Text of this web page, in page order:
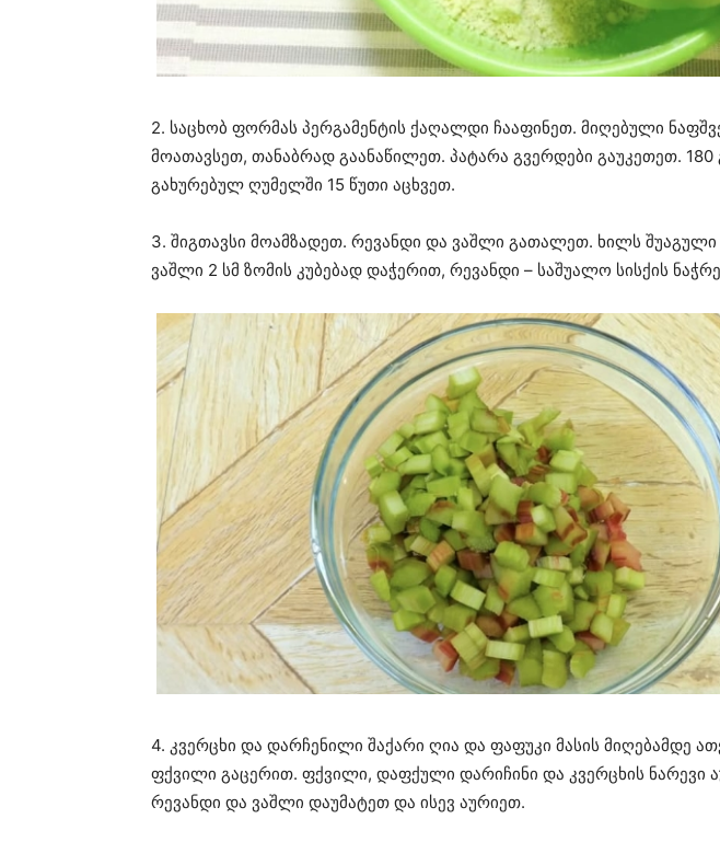
2. საცხობ ფორმას პერგამენტის ქაღალდი ჩააფინეთ. მიღებული
მოათავსეთ, თანაბრად გაანაწილეთ. პატარა გვერდები გაუკეთეთ. 180
გახურებულ ღუმელში 15 წუთი აცხვეთ.
3. შიგთავსი მოამზადეთ. რევანდი და ვაშლი გათალეთ. ხილს
ვაშლი 2 სმ ზომის კუბებად დაჭერით, რევანდი – საშუალო სისქის
4. კვერცხი და დარჩენილი შაქარი ღია და ფაფუკი მასის მიღებამდე
ფქვილი გაცერით. ფქვილი, დაფქული დარიჩინი და კვერცხის ნარევი
რევანდი და ვაშლი დაუმატეთ და ისევ აურიეთ.